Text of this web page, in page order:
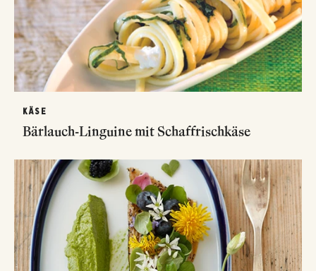
KÄSE
Bärlauch-Linguine mit Schaffrischkäse